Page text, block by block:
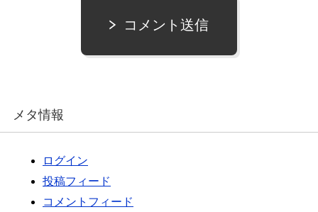
コメント送信
メタ情報
ログイン
投稿フィード
コメントフィード